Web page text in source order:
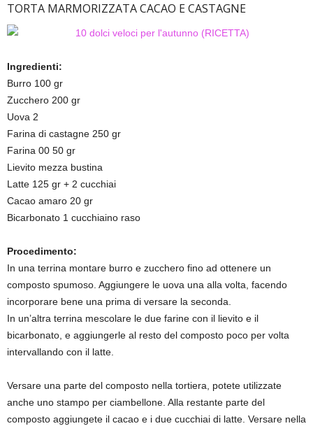
TORTA MARMORIZZATA CACAO E CASTAGNE
Ingredienti:
Burro 100 gr
Zucchero 200 gr
Uova 2
Farina di castagne 250 gr
Farina 00 50 gr
Lievito mezza bustina
Latte 125 gr + 2 cucchiai
Cacao amaro 20 gr
Bicarbonato 1 cucchiaino raso
Procedimento:
In una terrina montare burro e zucchero fino ad ottenere un
composto spumoso. Aggiungere le uova una alla volta, facendo
incorporare bene una prima di versare la seconda.
In un’altra terrina mescolare le due farine con il lievito e il
bicarbonato, e aggiungerle al resto del composto poco per volta
intervallando con il latte.
Versare una parte del composto nella tortiera, potete utilizzate
anche uno stampo per ciambellone. Alla restante parte del
composto aggiungete il cacao e i due cucchiai di latte. Versare nella